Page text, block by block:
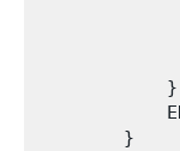
            }
        }